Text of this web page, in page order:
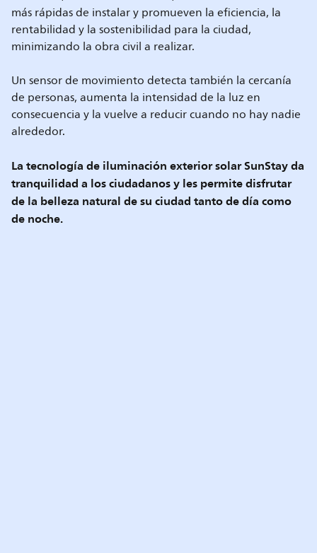
más rápidas de instalar y promueven la eficiencia, la
rentabilidad y la sostenibilidad para la ciudad,
minimizando la obra civil a realizar.
Un sensor de movimiento detecta también la cercanía
de personas, aumenta la intensidad de la luz en
consecuencia y la vuelve a reducir cuando no hay nadie
alrededor.
La tecnología de iluminación exterior solar SunStay da
tranquilidad a los ciudadanos y les permite disfrutar
de la belleza natural de su ciudad tanto de día como
de noche.